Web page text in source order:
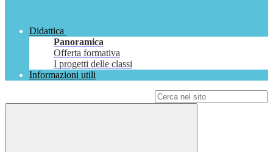
Didattica
Panoramica
Offerta formativa
I progetti delle classi
Informazioni utili